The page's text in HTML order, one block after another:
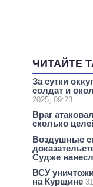
ЧИТАЙТЕ
За сутки
солдат и
2025, 09:23
Враг
сколько
Воздушные
Судже
ВСУ
на Курщине